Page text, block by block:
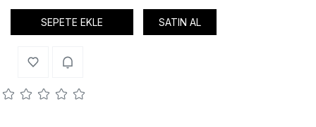
SEPETE EKLE SATIN AL